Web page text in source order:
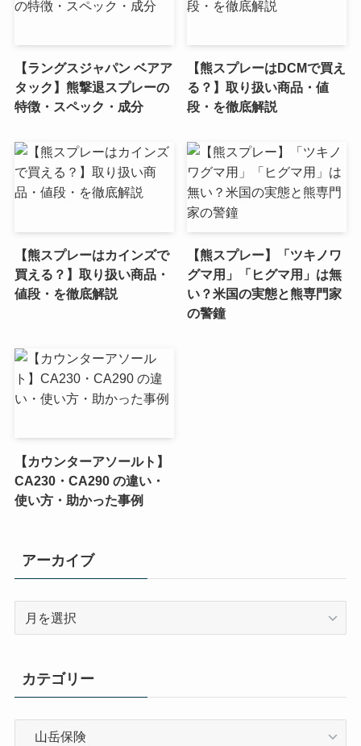
【ラングスジャパン ベアア
タック】熊撃退スプレーの
特徴・スペック・成分
【熊スプレーはDCMで買え
る？】取り扱い商品・値
段・を徹底解説
【熊スプレーはカインズで
買える？】取り扱い商品・
値段・を徹底解説
【熊スプレー】「ツキノワ
グマ用」「ヒグマ用」は無
い？米国の実態と熊専門家
の警鐘
【カウンターアソールト】
CA230・CA290 の違い・
使い方・助かった事例
アーカイブ
ブ
カテゴリー